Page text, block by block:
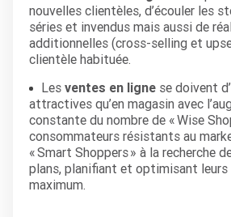
nouvelles clientèles, d’écouler les
séries et invendus mais aussi de
additionnelles (cross-selling et
clientèle habituée.
Les ventes en ligne se doivent
attractives qu’en magasin avec
constante du nombre de « Wise
consommateurs résistants au
« Smart Shoppers» à la recherche
plans, planifiant et optimisant leurs
maximum.